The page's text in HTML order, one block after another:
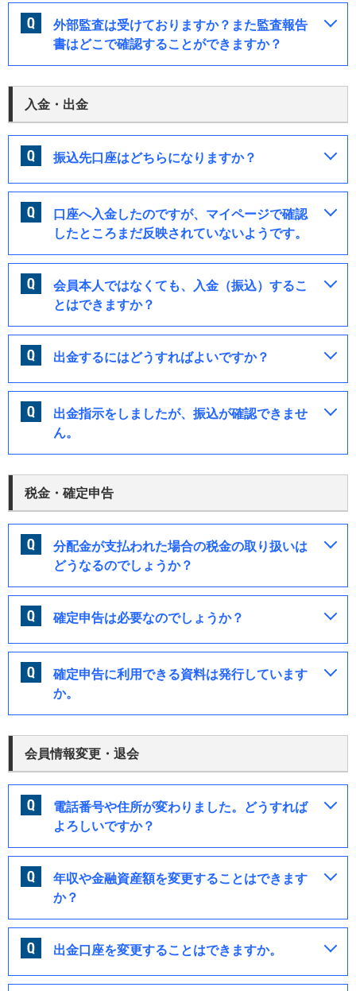
外部監査は受けておりますか？また監査報告
書はどこで確認することができますか？
入金・出金
振込先口座はどちらになりますか？
口座へ入金したのですが、マイページで確認
したところまだ反映されていないようです。
会員本人ではなくても、入金（振込）するこ
とはできますか？
出金するにはどうすればよいですか？
出金指示をしましたが、振込が確認できませ
ん。
税金・確定申告
分配金が支払われた場合の税金の取り扱いは
どうなるのでしょうか？
確定申告は必要なのでしょうか？
確定申告に利用できる資料は発行しています
か。
会員情報変更・退会
電話番号や住所が変わりました。どうすれば
よろしいですか？
年収や金融資産額を変更することはできます
か？
出金口座を変更することはできますか。